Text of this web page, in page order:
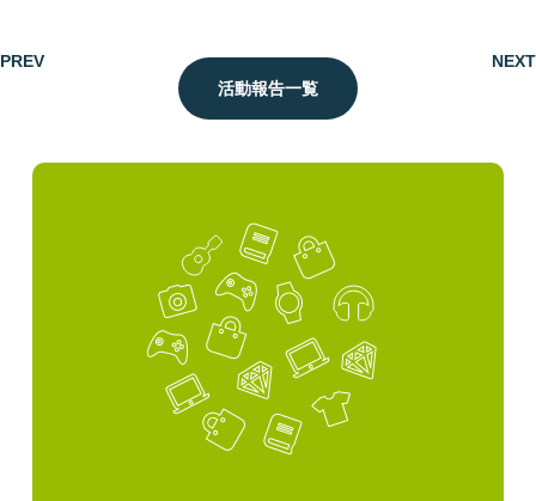
PREV
活動報告一覧
NEXT